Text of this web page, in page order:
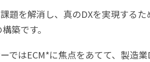
題を解消し、真のDXを実現する
築です。
ではECM*に焦点をあてて、製造